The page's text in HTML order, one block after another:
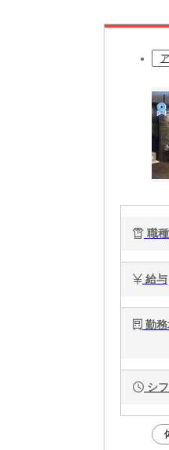
職種
給与
勤
シ